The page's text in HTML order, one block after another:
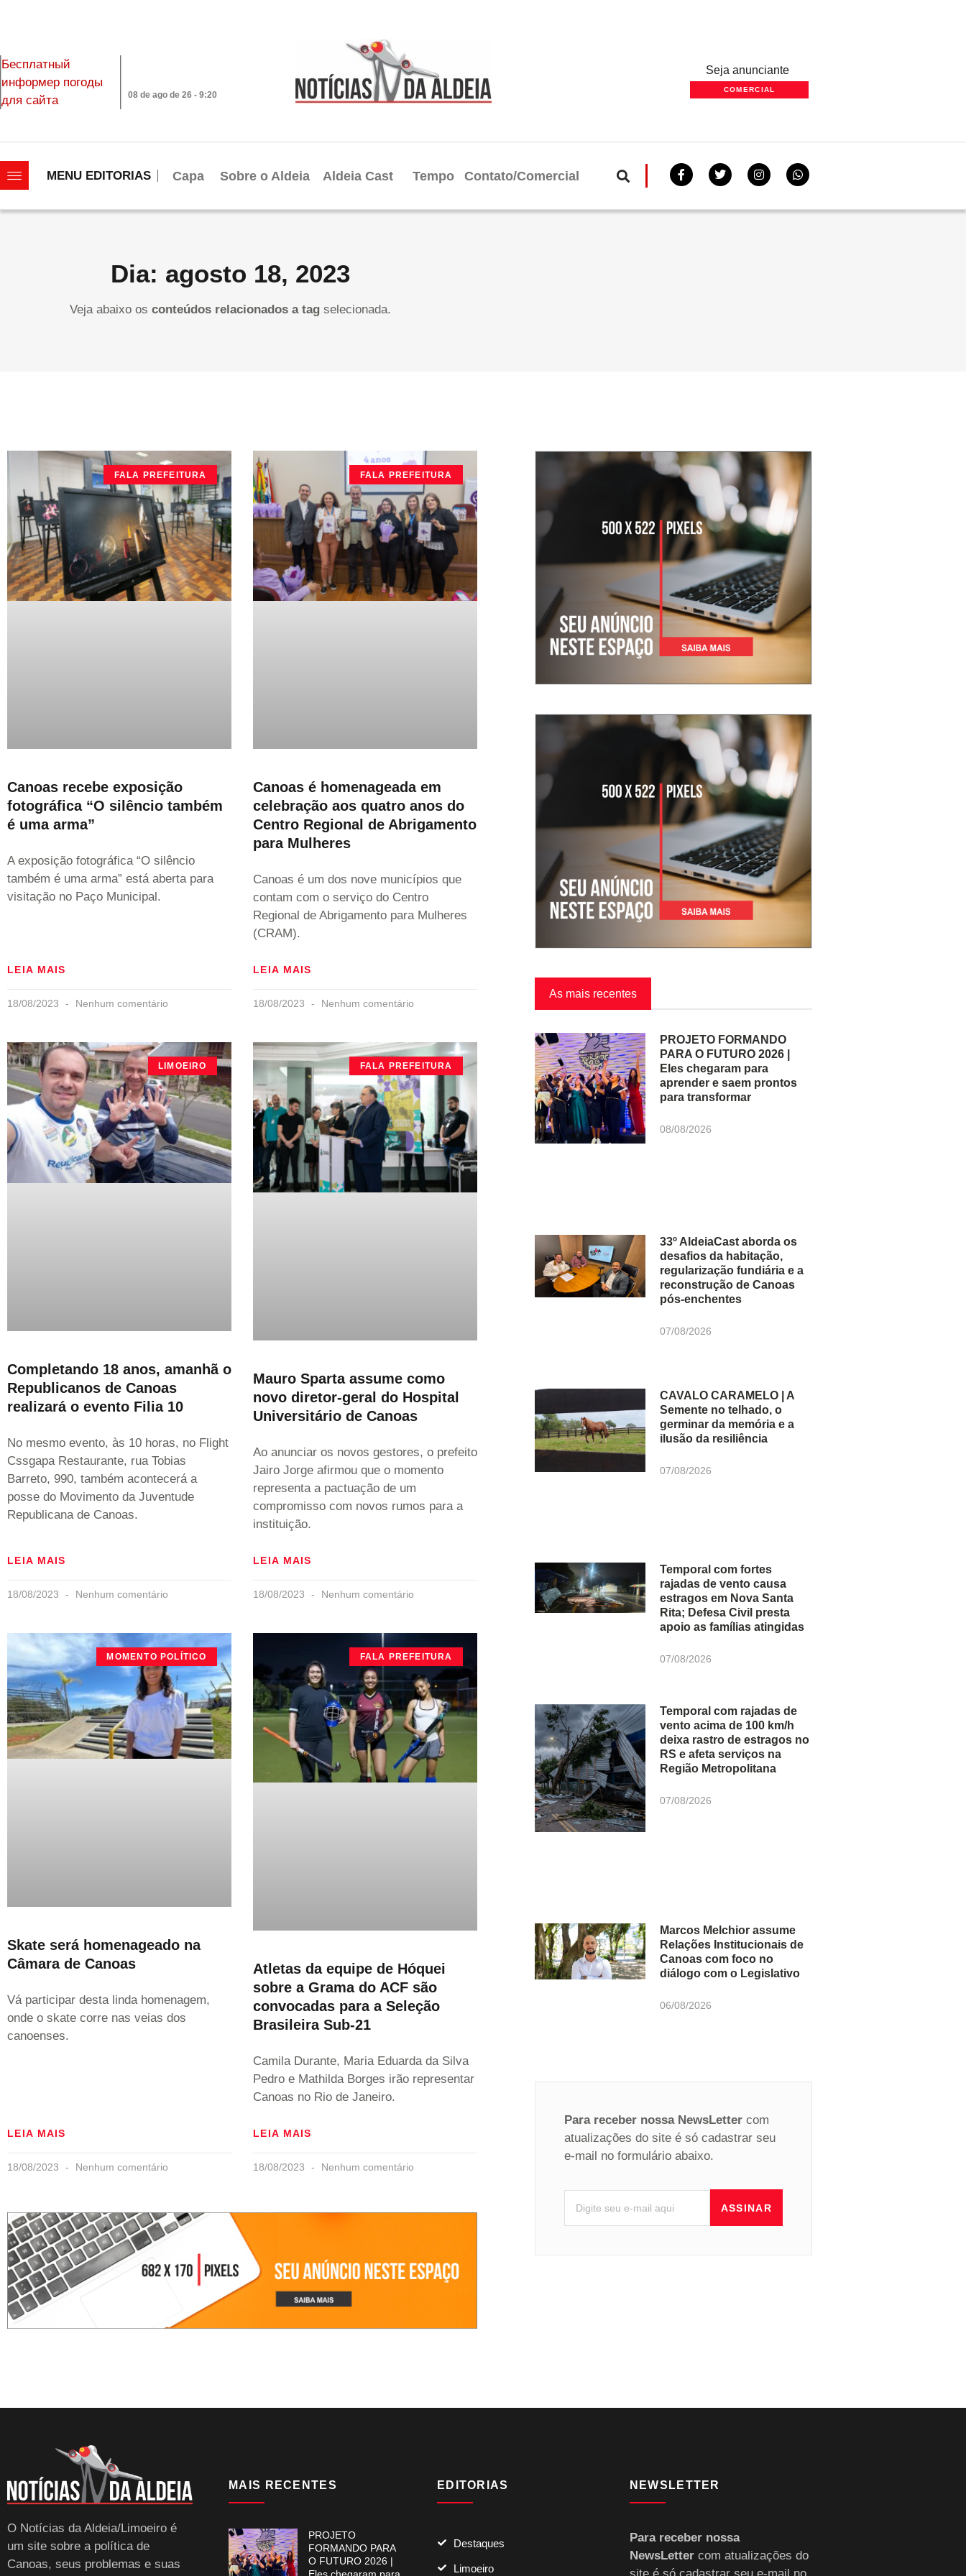
Бесплатный
информер погоды
для сайта
08 de ago de 26 - 9:20
Seja anunciante
COMERCIAL
MENU EDITORIAS Capa Sobre o Aldeia Aldeia Cast Tempo Contato/Comercial
Dia: agosto 18, 2023
Veja abaixo os conteúdos relacionados a tagselecionada.
FALA PREFEITURA
Canoas recebe exposição
fotográfica “O silêncio também
é uma arma”
A exposição fotográfica “O silêncio
também é uma arma” está aberta para
visitação no Paço Municipal.
LEIA MAIS
18/08/2023 Nenhum comentário
FALA PREFEITURA
Canoas é homenageada em
celebração aos quatro anos do
Centro Regional de Abrigamento
para Mulheres
Canoas é um dos nove municípios que
contam com o serviço do Centro
Regional de Abrigamento para Mulheres
(CRAM).
LEIA MAIS
18/08/2023 Nenhum comentário
LIMOEIRO
Completando 18 anos, amanhã o
Republicanos de Canoas
realizará o evento Filia 10
No mesmo evento, às 10 horas, no Flight
Cssgapa Restaurante, rua Tobias
Barreto, 990, também acontecerá a
posse do Movimento da Juventude
Republicana de Canoas.
LEIA MAIS
18/08/2023 Nenhum comentário
FALA PREFEITURA
Mauro Sparta assume como
novo diretor-geral do Hospital
Universitário de Canoas
Ao anunciar os novos gestores, o prefeito
Jairo Jorge afirmou que o momento
representa a pactuação de um
compromisso com novos rumos para a
instituição.
LEIA MAIS
18/08/2023 Nenhum comentário
MOMENTO POLÍTICO
Skate será homenageado na
Câmara de Canoas
Vá participar desta linda homenagem,
onde o skate corre nas veias dos
canoenses.
LEIA MAIS
18/08/2023 Nenhum comentário
FALA PREFEITURA
Atletas da equipe de Hóquei
sobre a Grama do ACF são
convocadas para a Seleção
Brasileira Sub-21
Camila Durante, Maria Eduarda da Silva
Pedro e Mathilda Borges irão representar
Canoas no Rio de Janeiro.
LEIA MAIS
18/08/2023 Nenhum comentário
As mais recentes
PROJETO FORMANDO
PARA O FUTURO 2026 |
Eles chegaram para
aprender e saem prontos
para transformar
08/08/2026
33º AldeiaCast aborda os
desafios da habitação,
regularização fundiária e a
reconstrução de Canoas
pós-enchentes
07/08/2026
CAVALO CARAMELO | A
Semente no telhado, o
germinar da memória e a
ilusão da resiliência
07/08/2026
Temporal com fortes
rajadas de vento causa
estragos em Nova Santa
Rita; Defesa Civil presta
apoio as famílias atingidas
07/08/2026
Temporal com rajadas de
vento acima de 100 km/h
deixa rastro de estragos no
RS e afeta serviços na
Região Metropolitana
07/08/2026
Marcos Melchior assume
Relações Institucionais de
Canoas com foco no
diálogo com o Legislativo
06/08/2026
Para receber nossa NewsLetter com
atualizações do site é só cadastrar seu
e-mail no formulário abaixo.
ASSINAR
O Notícias da Aldeia/Limoeiro é
um site sobre a política de
Canoas, seus problemas e suas
MAIS RECENTES
PROJETO
FORMANDO PARA
O FUTURO 2026 |
EDITORIAS
Destaques
Limoeiro
NEWSLETTER
Para receber nossa
NewsLettercom atualizações do